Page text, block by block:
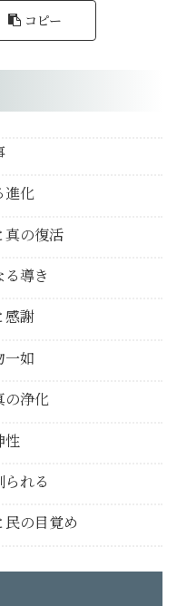
コピー
進化
真の復活
導き
感謝
一如
の浄化
性
れる
の目覚め